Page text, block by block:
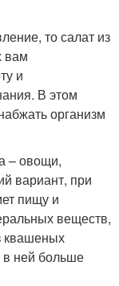
то салат из
вам
и
В этом
организм
– овощи,
вариант, при
пищу и
веществ,
квашеных
в ней больше